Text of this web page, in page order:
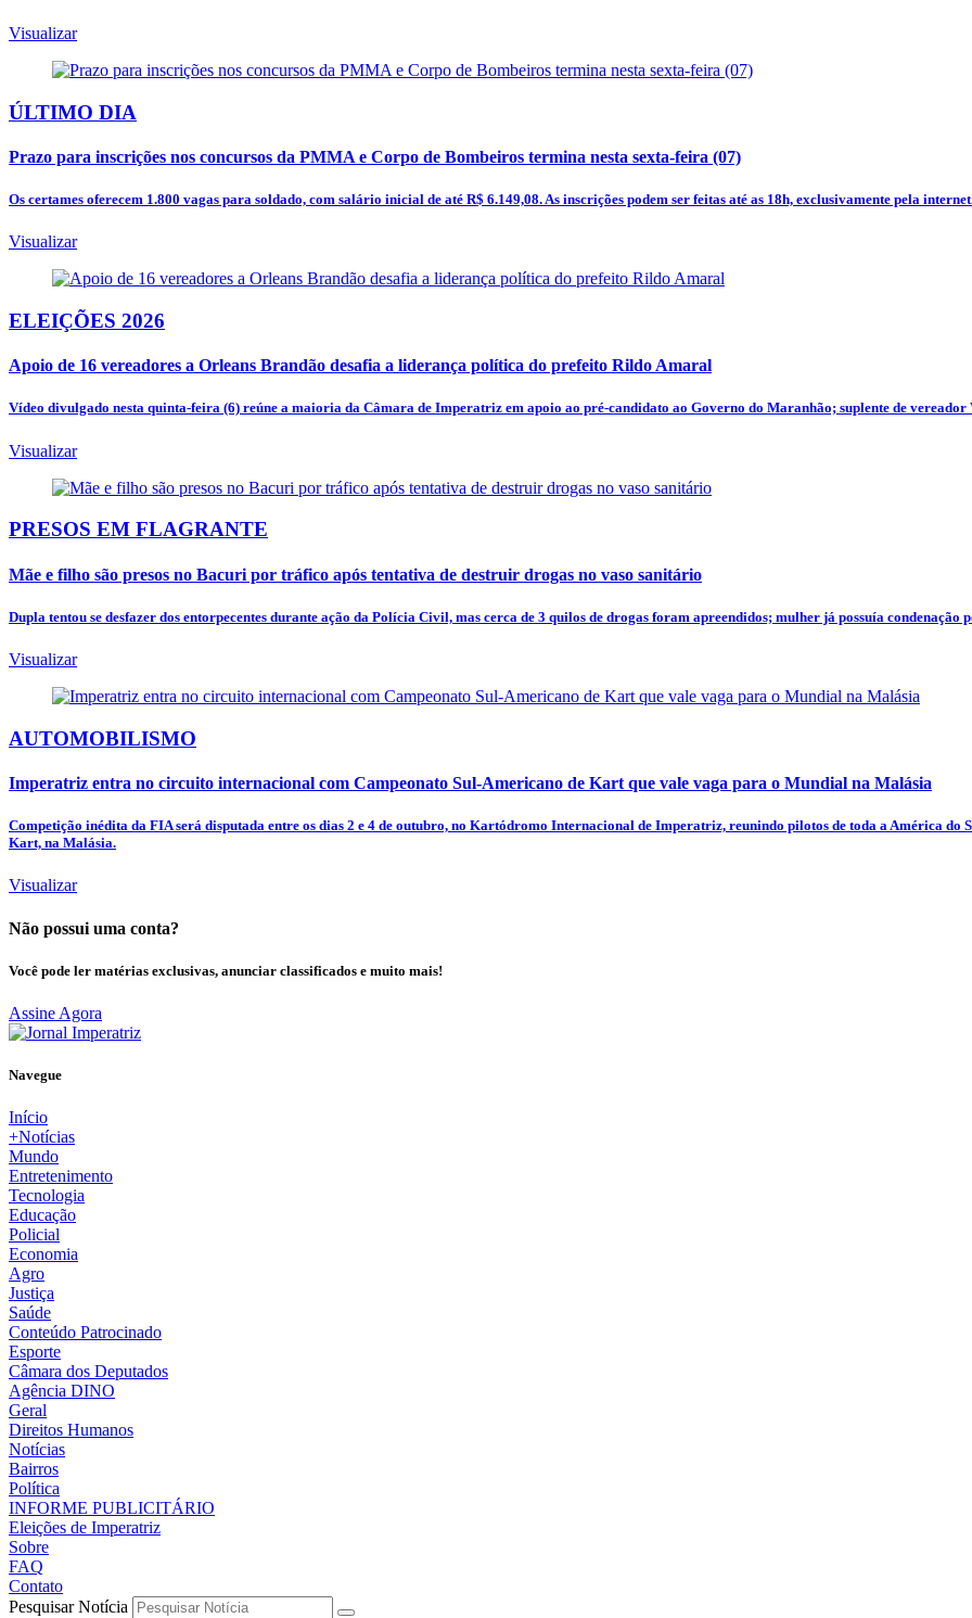
Visualizar
ÚLTIMO DIA
Prazo para inscrições nos concursos da PMMA e Corpo de Bombeiros termina nesta sexta-feira (07)
Os certames oferecem 1.800 vagas para soldado, com salário inicial de até R$ 6.149,08. As inscrições podem ser feitas até as 18h, exclusivamente pela
Visualizar
ELEIÇÕES 2026
Apoio de 16 vereadores a Orleans Brandão desafia a liderança política do prefeito Rildo Amaral
Vídeo divulgado nesta quinta-feira (6) reúne a maioria da Câmara de Imperatriz em apoio ao pré-candidato ao Governo do Maranhão; suplente de
Visualizar
PRESOS EM FLAGRANTE
Mãe e filho são presos no Bacuri por tráfico após tentativa de destruir drogas no vaso sanitário
Dupla tentou se desfazer dos entorpecentes durante ação da Polícia Civil, mas cerca de 3 quilos de drogas foram apreendidos; mulher já possuía condenação
Visualizar
AUTOMOBILISMO
Imperatriz entra no circuito internacional com Campeonato Sul-Americano de Kart que vale vaga para o Mundial na Malásia
Competição inédita da FIA será disputada entre os dias 2 e 4 de outubro, no Kartódromo Internacional de Imperatriz, reunindo pilotos de toda a América do
Kart, na Malásia.
Visualizar
Não possui uma conta?
Você pode ler matérias exclusivas, anunciar classificados e muito mais!
Assine Agora
Navegue
Início
+Notícias
Mundo
Entretenimento
Tecnologia
Educação
Policial
Economia
Agro
Justiça
Saúde
Conteúdo Patrocinado
Esporte
Câmara dos Deputados
Agência DINO
Geral
Direitos Humanos
Notícias
Bairros
Política
INFORME PUBLICITÁRIO
Eleições de Imperatriz
Sobre
FAQ
Contato
Pesquisar Notícia